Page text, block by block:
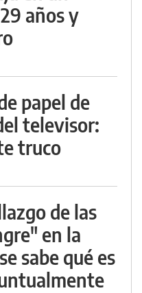
años y
papel de
televisor:
truco
de las
en la
sabe qué es